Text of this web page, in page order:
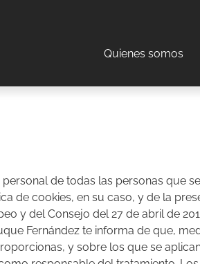
Quienes somos
de todas las personas que
de cookies, en su caso, y de la
y del Consejo del 27 de abril de
Fernández te informa de que,
y sobre los que se